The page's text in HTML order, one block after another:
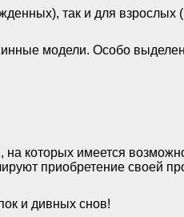
так и для взрослых
модели. Особо
которых имеется
приобретение своей
и дивных снов!